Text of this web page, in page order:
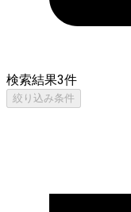
検索結果3件
絞り込み条件